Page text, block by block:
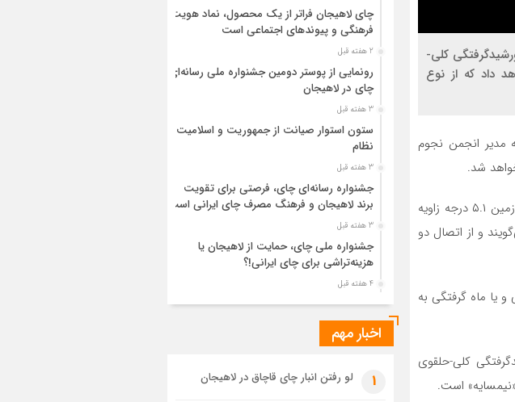
وقوع خورشیدگرفتگی کلی-
داد که از نوع
بود و به گفته مدیر انجمن نجوم
مهندس مسعود عتیقی با اشاره به رویداد ماه گرفتگی، گفت: با توجه به اینکه مدار ماه نسبت به مدار زمین ۵.۱ درجه زاویه
و از اتصال دو
یا ماه گرفتگی به
خورشیدگرفتگی کلی-حلقوی
چای لاهیجان فراتر از یک محصول، نماد هویت
فرهنگی و پیوندهای اجتماعی است
2 هفته قبل
رونمایی از پوستر دومین جشنواره ملی رسانه‌ای
چای در لاهیجان
3 هفته قبل
ستون استوار صیانت از جمهوریت و اسلامیت
نظام
3 هفته قبل
جشنواره رسانه‌ای چای، فرصتی برای تقویت
برند لاهیجان و فرهنگ مصرف چای ایرانی است
3 هفته قبل
جشنواره ملی چای، حمایت از لاهیجان یا
هزینه‌تراشی برای چای ایرانی!؟
4 هفته قبل
پیکر مطهر رهبر شهید انقلاب در حرم مطهر
رضوی آرام گرفت
آخر در آستان امام رئوف
اخبار مهم
1 لو رفتن انبار چای قاچاق در لاهیجان